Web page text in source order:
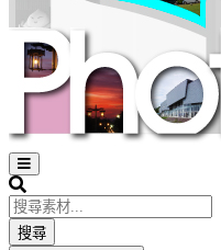
Open
sidebar
Search
搜尋